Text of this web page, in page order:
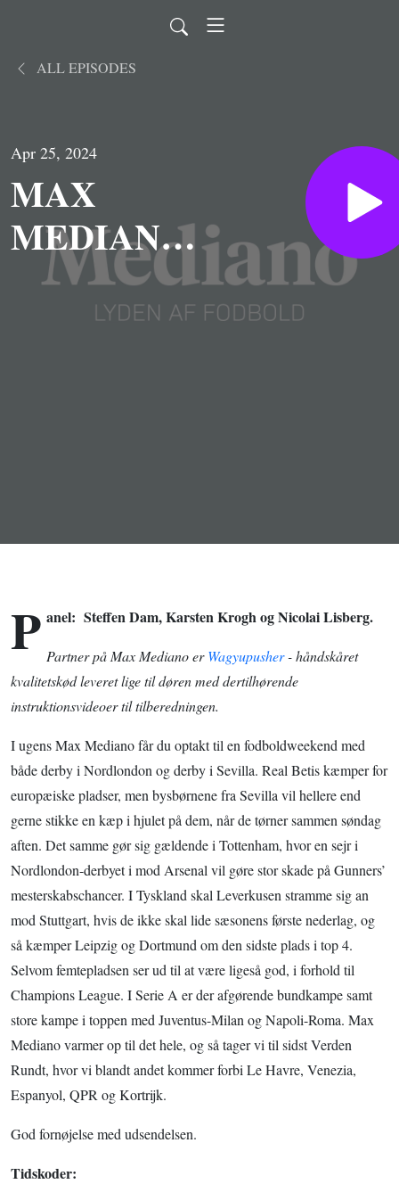
ALL EPISODES
Apr 25, 2024
MAX
MEDIANO:
Derbyer i
Nordlondon
P anel: Steffen Dam, Karsten Krogh og Nicolai Lisberg.
Partner på Max Mediano erWagyupusher- håndskåret
kvalitetskød leveret lige til døren med dertilhørende
instruktionsvideoer til tilberedningen.
I ugens Max Mediano får du optakt til en fodboldweekend med
både derby i Nordlondon og derby i Sevilla. Real Betis kæmper for
europæiske pladser, men bysbørnene fra Sevilla vil hellere end
gerne stikke en kæp i hjulet på dem, når de tørner sammen søndag
aften. Det samme gør sig gældende i Tottenham, hvor en sejr i
Nordlondon-derbyet i mod Arsenal vil gøre stor skade på Gunners’
mesterskabschancer. I Tyskland skal Leverkusen stramme sig an
mod Stuttgart, hvis de ikke skal lide sæsonens første nederlag, og
så kæmper Leipzig og Dortmund om den sidste plads i top 4.
Selvom femtepladsen ser ud til at være ligeså god, i forhold til
Champions League. I Serie A er der afgørende bundkampe samt
store kampe i toppen med Juventus-Milan og Napoli-Roma. Max
Mediano varmer op til det hele, og så tager vi til sidst Verden
Rundt, hvor vi blandt andet kommer forbi Le Havre, Venezia,
Espanyol, QPR og Kortrijk.
God fornøjelse med udsendelsen.
Tidskoder: